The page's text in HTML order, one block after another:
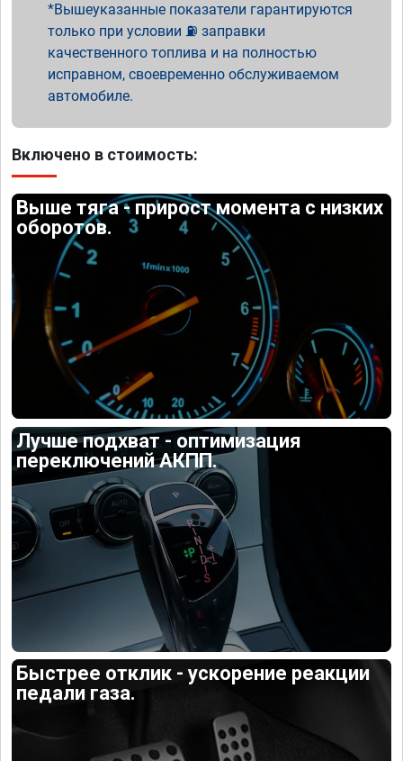
Вышеуказанные показатели гарантируются
только при условии ⛽ заправки
качественного топлива и на полностью
исправном, своевременно обслуживаемом
автомобиле.
Включено в стоимость:
Выше тяга - прирост момента с низких
оборотов.
Лучше подхват - оптимизация
переключений АКПП.
Быстрее отклик - ускорение реакции
педали газа.